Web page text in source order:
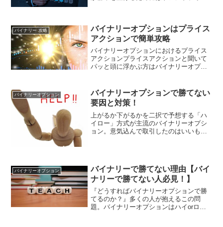
ターをご紹介します！勝率...
バイナリー 攻略
バイナリーオプションはプライス
アクションで簡単攻略
バイナリーオプションにおけるプライス
アクションプライスアクションと聞いて
パッと頭に浮かぶ方はバイナリーオプシ
てもピンときていないと思いますので、
プライスアクションについ...
バイナリーオプション
バイナリーオプションで勝てない
要因と対策！
上がるか下がるかを二択で予想する「ハ
イロー」方式が主流のバイナリーオプシ
ョン。意気込んで取引したのはいいもの
バイナリーオプション
バイナリーで勝てない理由【バイ
ナリーで勝てない人必見！】
『どうすればバイナリーオプションで勝
てるのか？』多くの人が抱えるこの問
題。バイナリーオプションはハイorロー